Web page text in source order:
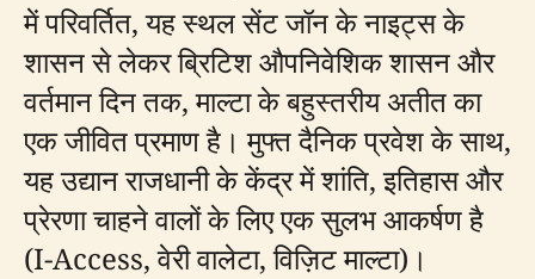
में परिवर्तित, यह स्थल सेंट जॉन के नाइट्स के
शासन से लेकर ब्रिटिश औपनिवेशिक शासन और
वर्तमान दिन तक, माल्टा के बहुस्तरीय अतीत का
एक जीवित प्रमाण है। मुफ्त दैनिक प्रवेश के साथ,
यह उद्यान राजधानी के केंद्र में शांति, इतिहास और
प्रेरणा चाहने वालों के लिए एक सुलभ आकर्षण है
(I-Access, वेरी वालेटा, विज़िट माल्टा)।